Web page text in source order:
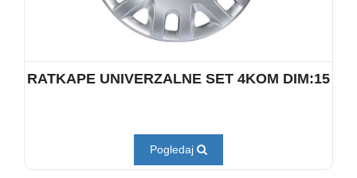
RATKAPE UNIVERZALNE SET 4KOM DIM:15
Pogledaj